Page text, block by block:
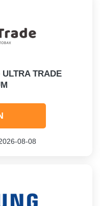
TRADE
08-08